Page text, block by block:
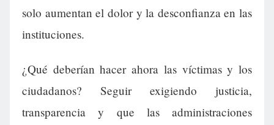
solo aumentan el dolor y la desconfianza en las
instituciones.
¿Qué deberían hacer ahora las víctimas y los
ciudadanos? Seguir exigiendo justicia,
transparencia y que las administraciones